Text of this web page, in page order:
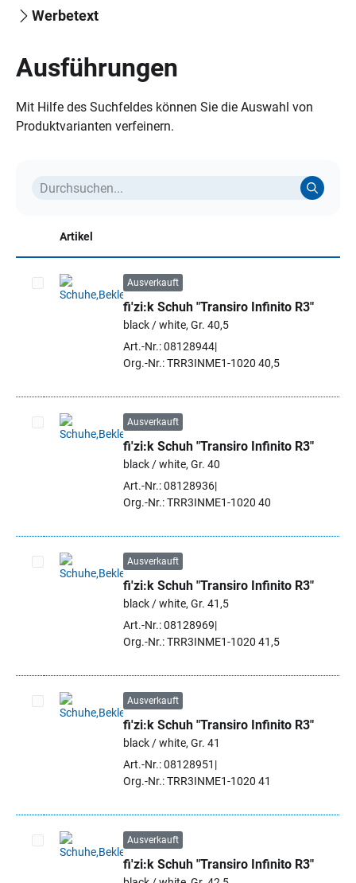
Werbetext
Ausführungen
Mit Hilfe des Suchfeldes können Sie die Auswahl von
Produktvarianten verfeinern.
Artikel
Artikel auswählen
Ausverkauft
fi'zi:k Schuh "Transiro Infinito R3"
black / white, Gr. 40,5
Art.-Nr.: 08128944
Org.-Nr.: TRR3INME1-1020 40,5
Artikel auswählen
Ausverkauft
fi'zi:k Schuh "Transiro Infinito R3"
black / white, Gr. 40
Art.-Nr.: 08128936
Org.-Nr.: TRR3INME1-1020 40
Artikel auswählen
Ausverkauft
fi'zi:k Schuh "Transiro Infinito R3"
black / white, Gr. 41,5
Art.-Nr.: 08128969
Org.-Nr.: TRR3INME1-1020 41,5
Artikel auswählen
Ausverkauft
fi'zi:k Schuh "Transiro Infinito R3"
black / white, Gr. 41
Art.-Nr.: 08128951
Org.-Nr.: TRR3INME1-1020 41
Artikel auswählen
Ausverkauft
fi'zi:k Schuh "Transiro Infinito R3"